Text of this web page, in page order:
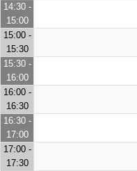
14:30 -
15:00
15:00 -
15:30
15:30 -
16:00
16:00 -
16:30
16:30 -
17:00
17:00 -
17:30